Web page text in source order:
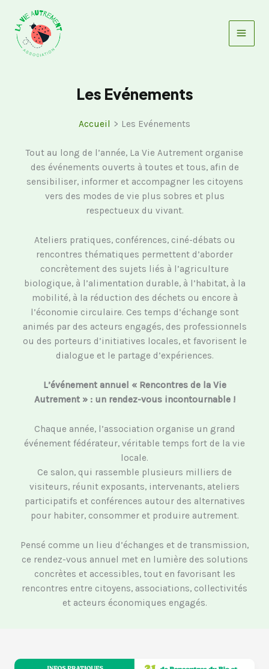
contenu
Les Evénements
Accueil Les Evénements
Tout au long de l’année, La Vie Autrement organise
des événements ouverts à toutes et tous, afin de
sensibiliser, informer et accompagner les citoyens
vers des modes de vie plus sobres et plus
respectueux du vivant.
Ateliers pratiques, conférences, ciné-débats ou
rencontres thématiques permettent d’aborder
concrètement des sujets liés à l’agriculture
biologique, à l’alimentation durable, à l’habitat, à la
mobilité, à la réduction des déchets ou encore à
l’économie circulaire. Ces temps d’échange sont
animés par des acteurs engagés, des professionnels
ou des porteurs d’initiatives locales, et favorisent le
dialogue et le partage d’expériences.
L’événement annuel « Rencontres de la Vie
Autrement » : un rendez-vous incontournable !
Chaque année, l’association organise un grand
événement fédérateur, véritable temps fort de la vie
locale.
Ce salon, qui rassemble plusieurs milliers de
visiteurs, réunit exposants, intervenants, ateliers
participatifs et conférences autour des alternatives
pour habiter, consommer et produire autrement.
Pensé comme un lieu d’échanges et de transmission,
ce rendez-vous annuel met en lumière des solutions
concrètes et accessibles, tout en favorisant les
rencontres entre citoyens, associations, collectivités
et acteurs économiques engagés.